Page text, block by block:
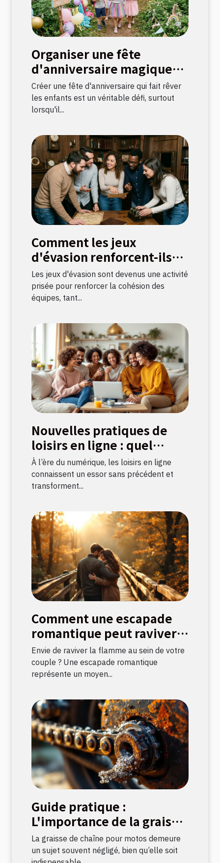
Organiser une fête
d'anniversaire magique
avec une chasse au trésor
sur le thème licorne
Créer une fête d'anniversaire qui fait rêver
les enfants est un véritable défi, surtout
lorsqu'il...
Comment les jeux
d'évasion renforcent-ils
les liens d'équipe ?
Les jeux d'évasion sont devenus une activité
prisée pour renforcer la cohésion des
équipes, tant...
Nouvelles pratiques de
loisirs en ligne : quel
impact sur la culture
française ?
À l’ère du numérique, les loisirs en ligne
connaissent un essor sans précédent et
transforment...
Comment une escapade
romantique peut raviver
la flamme amoureuse ?
Envie de raviver la flamme au sein de votre
couple ? Une escapade romantique
représente un moyen...
Guide pratique :
L'importance de la graisse
de chaîne pour motos
La graisse de chaîne pour motos demeure
un sujet souvent négligé, bien qu’elle soit